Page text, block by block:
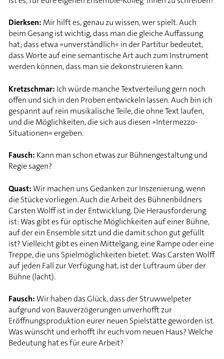
Dierksen: Mir hilft es, genau zu wissen, wer spielt. Auch
beim Gesang ist wichtig, dass man die gleiche Auffassung
hat; dass etwa »unverständlich« in der Partitur bedeutet,
dass Worte auf eine semantische Art auch zum Instrument
werden können, dass man sie dekonstruieren kann.
Kretzschmar: Ich würde manche Textverteilung gern noch
offen und sich in den Proben entwickeln lassen. Auch bin ich
gespannt auf rein musikalische Teile, die ohne Text laufen,
und die Möglichkeiten, die sich aus diesen »Intermezzo-
Situationen« ergeben.
Fausch: Kann man schon etwas zur Bühnengestaltung und
Regie sagen?
Quast:Wir machen uns Gedanken zur Inszenierung, wenn
die Stücke vorliegen. Auch die Arbeit des Bühnenbildners
Carsten Wolff ist in der Entwicklung. Die Herausforderung
ist: Was gibt es für optische Möglichkeiten auf einer Bühne,
auf der ein Ensemble sitzt und die damit schon gut gefüllt
ist? Vielleicht gibt es einen Mittelgang, eine Rampe oder eine
Treppe, die uns Spielmöglichkeiten bietet. Was Carsten Wolff
auf jeden Fall zur Verfügung hat, ist der Luftraum über der
Bühne (lacht).
Fausch:Wir haben das Glück, dass der Struwwelpeter
aufgrund von Bauverzögerungen unverhofft zur
Eröffnungsproduktion eurer neuen Spielstätte geworden ist.
Was wünscht und erhofft ihr euch vom neuen Haus? Welche
Bedeutung hat es für eure Arbeit?